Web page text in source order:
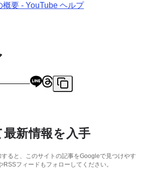
概要 - YouTube ヘルプ
新情報を入手
ると、このサイトの記事をGoogleで見つけやす
RSSフィードもフォローしてください。